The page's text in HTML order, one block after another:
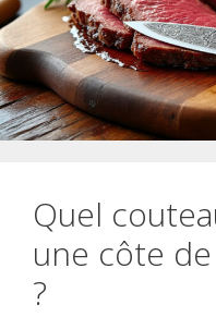
Quel
une côte
?